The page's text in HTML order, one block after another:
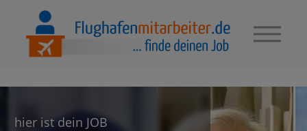
hier ist dein JOB